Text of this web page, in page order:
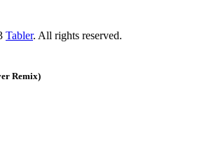
Tabler. All rights reserved.
Remix)